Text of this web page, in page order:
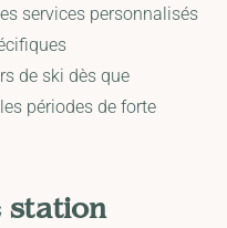
services personnalisés
de ski dès que
périodes de forte
station